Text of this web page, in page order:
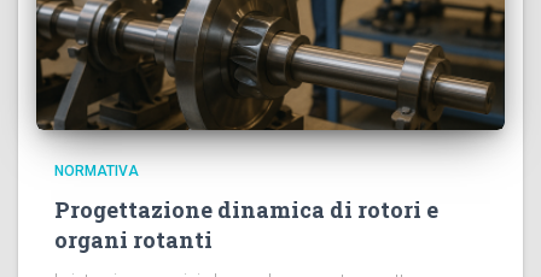
NORMATIVA
Progettazione dinamica di rotori e
organi rotanti